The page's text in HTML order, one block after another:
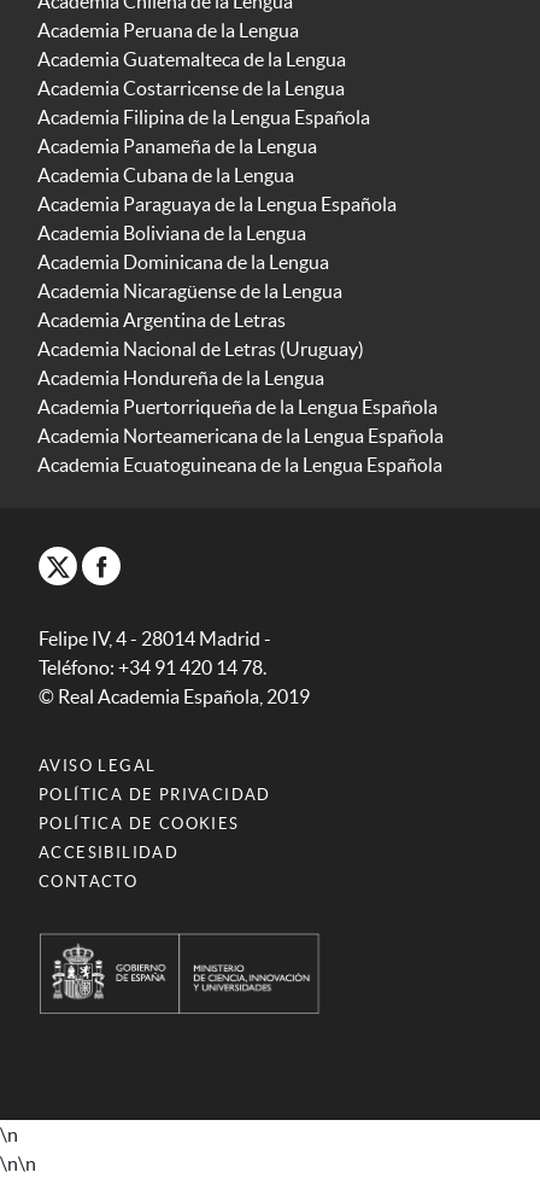
Academia Peruana de la Lengua
Academia Guatemalteca de la Lengua
Academia Costarricense de la Lengua
Academia Filipina de la Lengua Española
Academia Panameña de la Lengua
Academia Cubana de la Lengua
Academia Paraguaya de la Lengua Española
Academia Boliviana de la Lengua
Academia Dominicana de la Lengua
Academia Nicaragüense de la Lengua
Academia Argentina de Letras
Academia Nacional de Letras (Uruguay)
Academia Hondureña de la Lengua
Academia Puertorriqueña de la Lengua Española
Academia Norteamericana de la Lengua Española
Academia Ecuatoguineana de la Lengua Española
Felipe IV, 4 - 28014 Madrid -
Teléfono: +34 91 420 14 78.
© Real Academia Española, 2019
AVISO LEGAL
POLÍTICA DE PRIVACIDAD
POLÍTICA DE COOKIES
ACCESIBILIDAD
CONTACTO
\n
\n\n